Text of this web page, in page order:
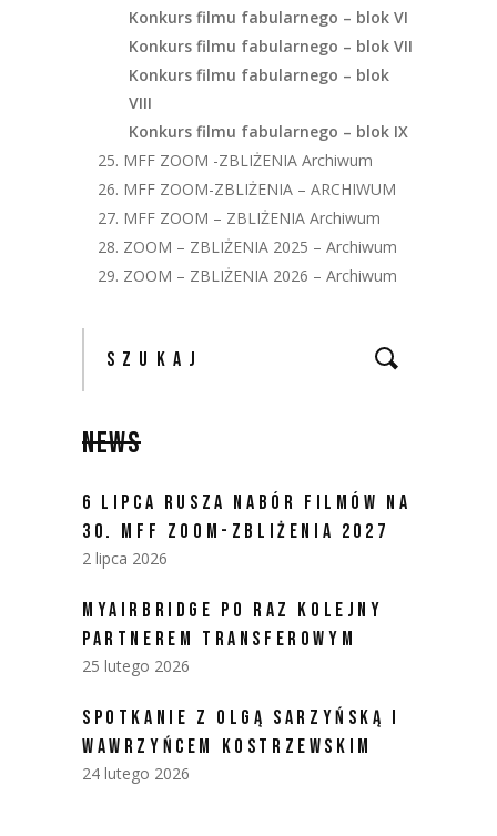
Konkurs filmu fabularnego – blok VI
Konkurs filmu fabularnego – blok VII
Konkurs filmu fabularnego – blok
VIII
Konkurs filmu fabularnego – blok IX
25. MFF ZOOM -ZBLIŻENIA Archiwum
26. MFF ZOOM-ZBLIŻENIA – ARCHIWUM
27. MFF ZOOM – ZBLIŻENIA Archiwum
28. ZOOM – ZBLIŻENIA 2025 – Archiwum
29. ZOOM – ZBLIŻENIA 2026 – Archiwum
NEWS
6 LIPCA RUSZA NABÓR FILMÓW NA
30. MFF ZOOM-ZBLIŻENIA 2027
2 lipca 2026
MYAIRBRIDGE PO RAZ KOLEJNY
PARTNEREM TRANSFEROWYM
25 lutego 2026
SPOTKANIE Z OLGĄ SARZYŃSKĄ I
WAWRZYŃCEM KOSTRZEWSKIM
24 lutego 2026